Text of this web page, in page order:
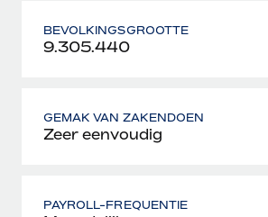
BEVOLKINGSGROOTTE
9.305.440
GEMAK VAN ZAKENDOEN
Zeer eenvoudig
PAYROLL-FREQUENTIE